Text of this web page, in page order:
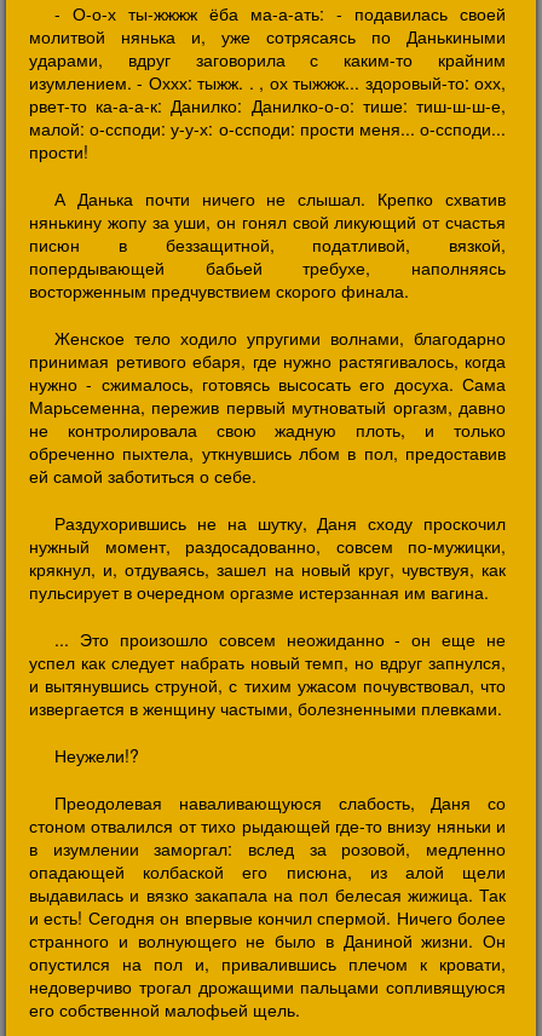
- О-о-х ты-жжжж ёба ма-а-ать: - подавилась своей
молитвой нянька и, уже сотрясаясь по Данькиными
ударами, вдруг заговорила с каким-то крайним
изумлением. - Оххх: тыжж. . , ох тыжжж... здоровый-то: охх,
рвет-то ка-а-а-к: Данилко: Данилко-о-о: тише: тиш-ш-ш-е,
малой: о-ссподи: у-у-х: о-ссподи: прости меня... о-ссподи...
прости!
А Данька почти ничего не слышал. Крепко схватив
нянькину жопу за уши, он гонял свой ликующий от счастья
писюн в беззащитной, податливой, вязкой,
попердывающей бабьей требухе, наполняясь
восторженным предчувствием скорого финала.
Женское тело ходило упругими волнами, благодарно
принимая ретивого ебаря, где нужно растягивалось, когда
нужно - сжималось, готовясь высосать его досуха. Сама
Марьсеменна, пережив первый мутноватый оргазм, давно
не контролировала свою жадную плоть, и только
обреченно пыхтела, уткнувшись лбом в пол, предоставив
ей самой заботиться о себе.
Раздухорившись не на шутку, Даня сходу проскочил
нужный момент, раздосадованно, совсем по-мужицки,
крякнул, и, отдуваясь, зашел на новый круг, чувствуя, как
пульсирует в очередном оргазме истерзанная им вагина.
... Это произошло совсем неожиданно - он еще не
успел как следует набрать новый темп, но вдруг запнулся,
и вытянувшись струной, с тихим ужасом почувствовал, что
извергается в женщину частыми, болезненными плевками.
Неужели!?
Преодолевая наваливающуюся слабость, Даня со
стоном отвалился от тихо рыдающей где-то внизу няньки и
в изумлении заморгал: вслед за розовой, медленно
опадающей колбаской его писюна, из алой щели
выдавилась и вязко закапала на пол белесая жижица. Так
и есть! Сегодня он впервые кончил спермой. Ничего более
странного и волнующего не было в Даниной жизни. Он
опустился на пол и, привалившись плечом к кровати,
недоверчиво трогал дрожащими пальцами сопливящуюся
его собственной малофьей щель.